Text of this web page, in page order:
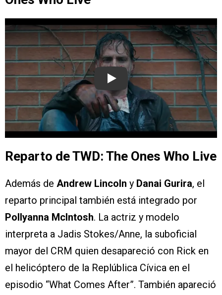
Play
Reparto de TWD: The Ones Who Live
Además de Andrew Lincoln y Danai Gurira, el
reparto principal también está integrado por
Pollyanna McIntosh. La actriz y modelo
interpreta a Jadis Stokes/Anne, la suboficial
mayor del CRM quien desapareció con Rick en
el helicóptero de la Replública Cívica en el
episodio “What Comes After”. También apareció